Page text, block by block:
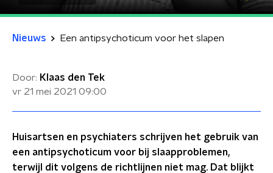
Nieuws Een antipsychoticum voor het slapen
Door: Klaas den Tek
vr 21 mei 2021 09:00
Huisartsen en psychiaters schrijven het gebruik van
een antipsychoticum voor bij slaapproblemen,
terwijl dit volgens de richtlijnen niet mag. Dat blijkt